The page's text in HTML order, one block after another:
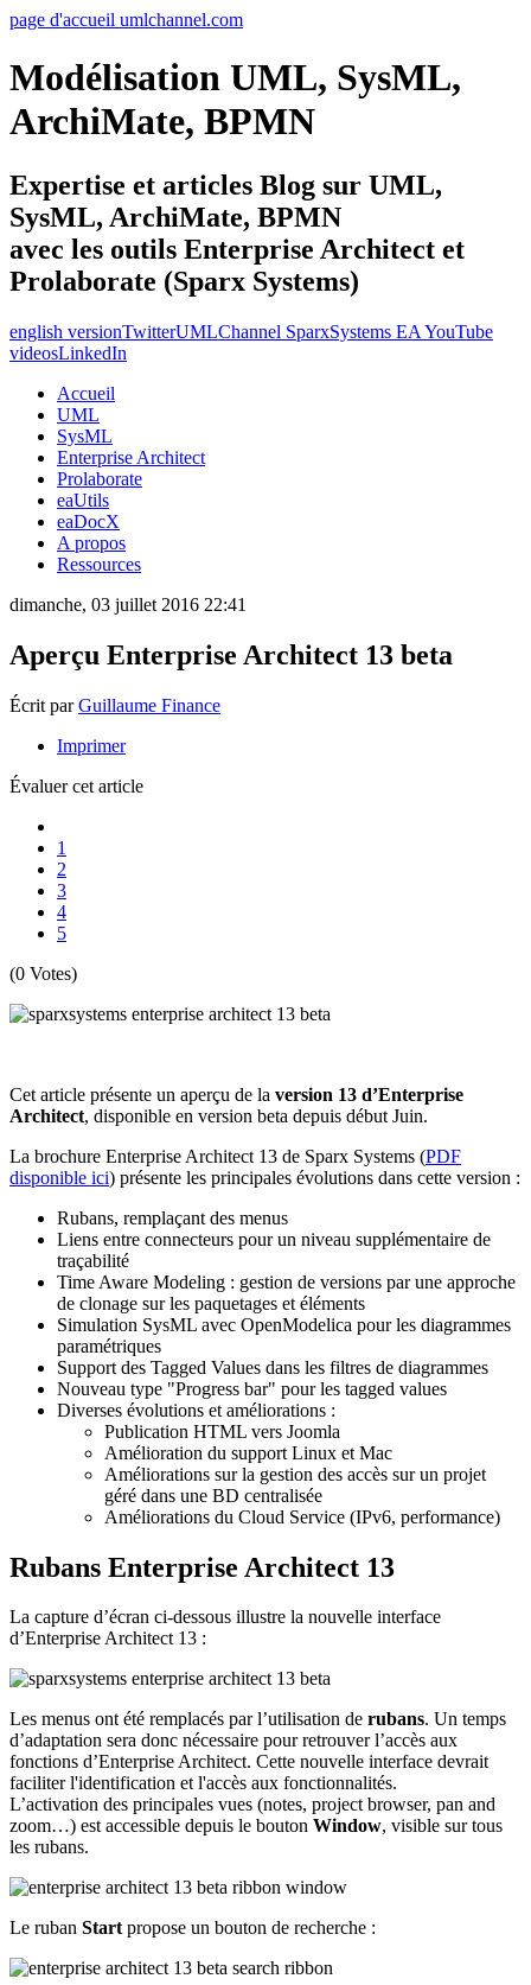
page d'accueil umlchannel.com
Modélisation UML, SysML,
ArchiMate, BPMN
Expertise et articles Blog sur UML,
SysML, ArchiMate, BPMN
avec les outils Enterprise Architect et
Prolaborate (Sparx Systems)
english versionTwitterUMLChannel SparxSystems EA YouTube
videosLinkedIn
Accueil
UML
SysML
Enterprise Architect
Prolaborate
eaUtils
eaDocX
A propos
Ressources
dimanche, 03 juillet 2016 22:41
Aperçu Enterprise Architect 13 beta
Écrit parGuillaume Finance
Imprimer
Évaluer cet article
1
2
3
4
5
(0 Votes)
Cet article présente un aperçu de la version 13 d’Enterprise
Architect, disponible en version beta depuis début Juin.
La brochure Enterprise Architect 13 de Sparx Systems (PDF
disponible ici) présente les principales évolutions dans cette version :
Rubans, remplaçant des menus
Liens entre connecteurs pour un niveau supplémentaire de
traçabilité
Time Aware Modeling : gestion de versions par une approche
de clonage sur les paquetages et éléments
Simulation SysML avec OpenModelica pour les diagrammes
paramétriques
Support des Tagged Values dans les filtres de diagrammes
Nouveau type "Progress bar" pour les tagged values
Diverses évolutions et améliorations :
Publication HTML vers Joomla
Amélioration du support Linux et Mac
Améliorations sur la gestion des accès sur un projet
géré dans une BD centralisée
Améliorations du Cloud Service (IPv6, performance)
Rubans Enterprise Architect 13
La capture d’écran ci-dessous illustre la nouvelle interface
d’Enterprise Architect 13 :
Les menus ont été remplacés par l’utilisation de rubans. Un temps
d’adaptation sera donc nécessaire pour retrouver l’accès aux
fonctions d’Enterprise Architect. Cette nouvelle interface devrait
faciliter l'identification et l'accès aux fonctionnalités.
L’activation des principales vues (notes, project browser, pan and
zoom…) est accessible depuis le bouton Window, visible sur tous
les rubans.
Le ruban Startpropose un bouton de recherche :